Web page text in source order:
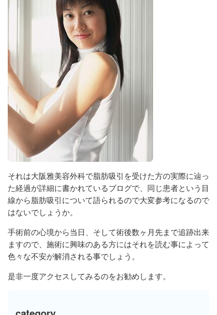
それは大阪雅美容外科で脂肪吸引を受けた方の実際に辿っ
た経過が詳細に書かれているブログで、同じ患者という目
線から脂肪吸引について語られるので大変参考になるので
はないでしょうか。
手術前の心境から当日、そして術後数ヶ月先まで追跡出来
ますので、施術に興味のある方にはそれを読む事によって
色々な不安が解消される事でしょう。
是非一度アクセスしてみるのをお勧めします。